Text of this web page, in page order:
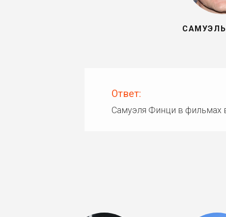
Ответ:
Самуэля Финци в фильмах